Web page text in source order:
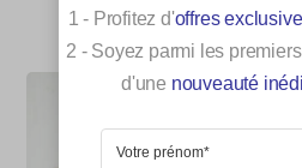
1 - Profitez d'offres
2 - Soyez parmi les
d'une nouveauté